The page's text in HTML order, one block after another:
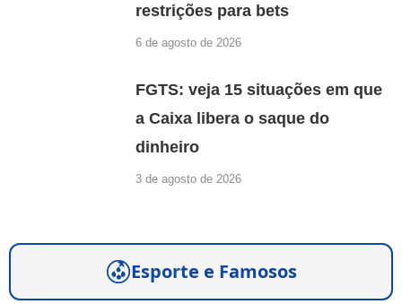
restrições para bets
6 de agosto de 2026
FGTS: veja 15 situações em que
a Caixa libera o saque do
dinheiro
3 de agosto de 2026
Esporte e Famosos